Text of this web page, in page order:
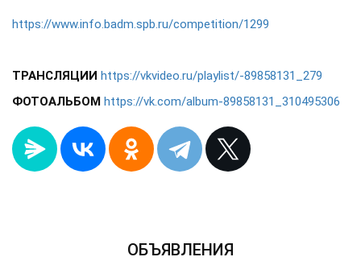
https://www.info.badm.spb.ru/competition/1299
ТРАНСЛЯЦИИ https://vkvideo.ru/playlist/-89858131_279
ФОТОАЛЬБОМ https://vk.com/album-89858131_310495306
ОБЪЯВЛЕНИЯ